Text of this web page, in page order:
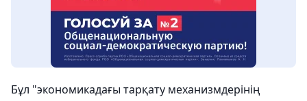
Бұл "экономикадағы тарқату механизмдерінің